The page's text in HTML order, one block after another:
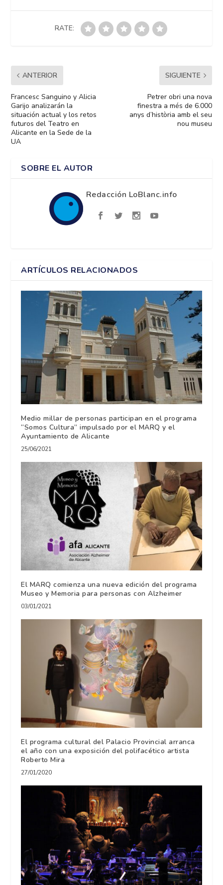
RATE:
ANTERIOR
Francesc Sanguino y Alicia
Garijo analizarán la
situación actual y los retos
futuros del Teatro en
Alicante en la Sede de la
UA
SIGUIENTE
Petrer obri una nova
finestra a més de 6.000
anys d’història amb el seu
nou museu
SOBRE EL AUTOR
Redacción LoBlanc.info
ARTÍCULOS RELACIONADOS
Medio millar de personas participan en el programa
“Somos Cultura” impulsado por el MARQ y el
Ayuntamiento de Alicante
25/06/2021
El MARQ comienza una nueva edición del programa
Museo y Memoria para personas con Alzheimer
03/01/2021
El programa cultural del Palacio Provincial arranca
el año con una exposición del polifacético artista
Roberto Mira
27/01/2020